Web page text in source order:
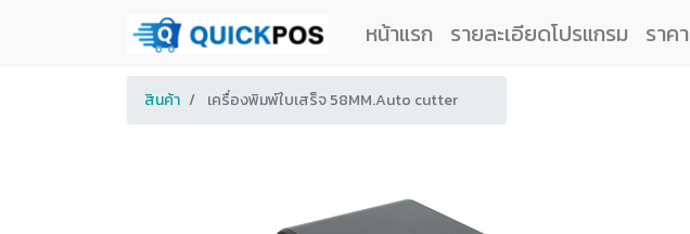
หน้าแรก รายละเอียดโปรแกรม ราคา
สินค้า เครื่องพิมพ์ใบเสร็จ 58MM.Auto cutter